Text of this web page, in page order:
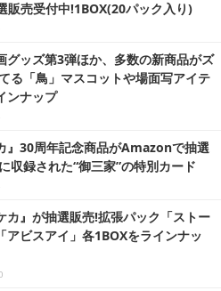
販売受付中!1BOX(20パック入り)
グッズ第3弾ほか、多数の新商品がズ
る「鳥」マスコットや場面写アイテ
ンナップ
』30周年記念商品がAmazonで抽選
収録された“御三家”の特別カード
カ』が抽選販売!拡張パック「ストー
アビスアイ」各1BOXをラインナッ